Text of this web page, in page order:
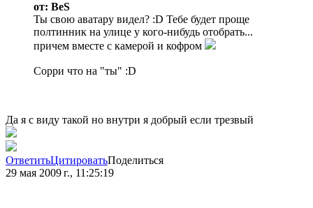
от: BeS
Ты свою аватару видел? :D Тебе будет проще
полтинник на улице у кого-нибудь отобрать...
причем вместе с камерой и кофром
Сорри что на "ты" :D
Да я с виду такой но внутри я добрый если трезвый
ОтветитьЦитироватьПоделиться
29 мая 2009 г., 11:25:19